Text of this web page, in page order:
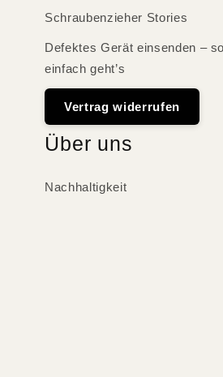
Schraubenzieher Stories
Defektes Gerät einsenden – so
einfach geht’s
Vertrag widerrufen
Über uns
Nachhaltigkeit